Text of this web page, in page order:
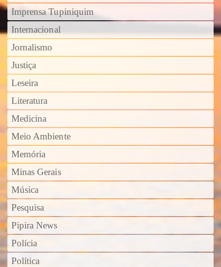
Imprensa Tupiniquim
Internacional
Jornalismo
Justiça
Leseira
Literatura
Medicina
Meio Ambiente
Memória
Minas Gerais
Música
Pesquisa
Pipira News
Polícia
Política